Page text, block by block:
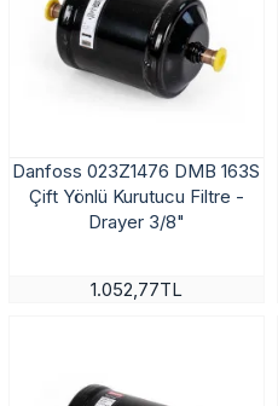
Danfoss 023Z1476 DMB 163S
Çift Yönlü Kurutucu Filtre -
Drayer 3/8"
1.052,77TL